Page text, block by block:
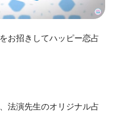
お招きしてハッピー恋占
法演先生のオリジナル占